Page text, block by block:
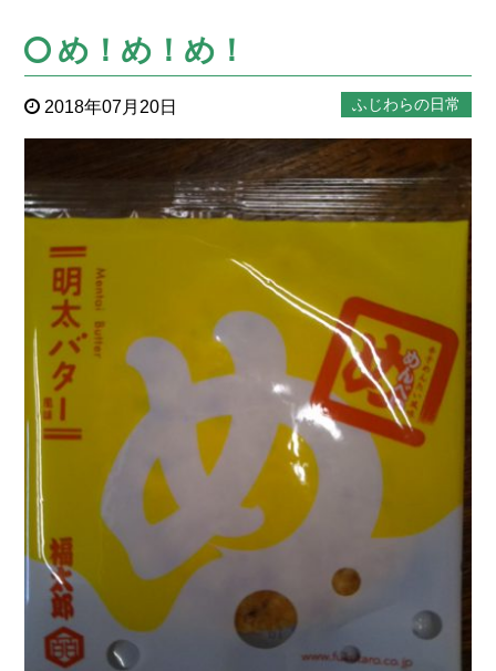
め！め！め！
2018年07月20日 ふじわらの日常